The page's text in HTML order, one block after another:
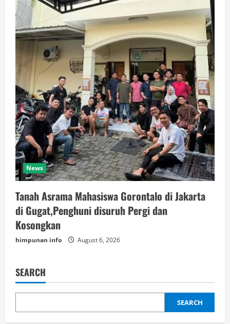
News
Tanah Asrama Mahasiswa Gorontalo di Jakarta
di Gugat,Penghuni disuruh Pergi dan
Kosongkan
himpunan info August 6, 2026
SEARCH
SEARCH